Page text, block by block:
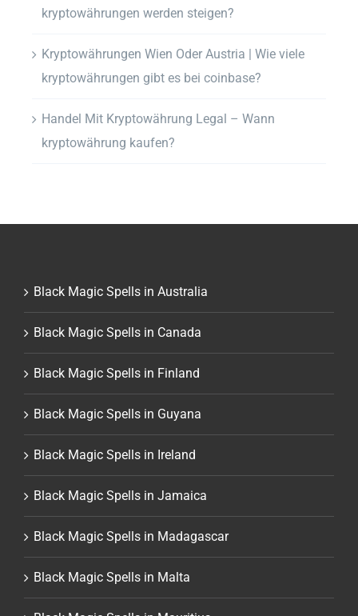
kryptowährungen werden steigen?
Kryptowährungen Wien Oder Austria | Wie viele
kryptowährungen gibt es bei coinbase?
Handel Mit Kryptowährung Legal – Wann
kryptowährung kaufen?
Black Magic Spells in Australia
Black Magic Spells in Canada
Black Magic Spells in Finland
Black Magic Spells in Guyana
Black Magic Spells in Ireland
Black Magic Spells in Jamaica
Black Magic Spells in Madagascar
Black Magic Spells in Malta